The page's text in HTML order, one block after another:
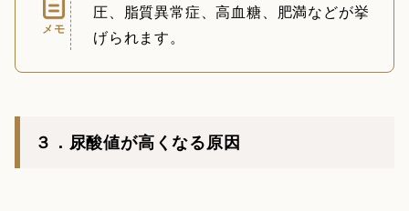
メモ
圧、脂質異常症、高血糖、肥満などが挙
げられます。
３．尿酸値が高くなる原因